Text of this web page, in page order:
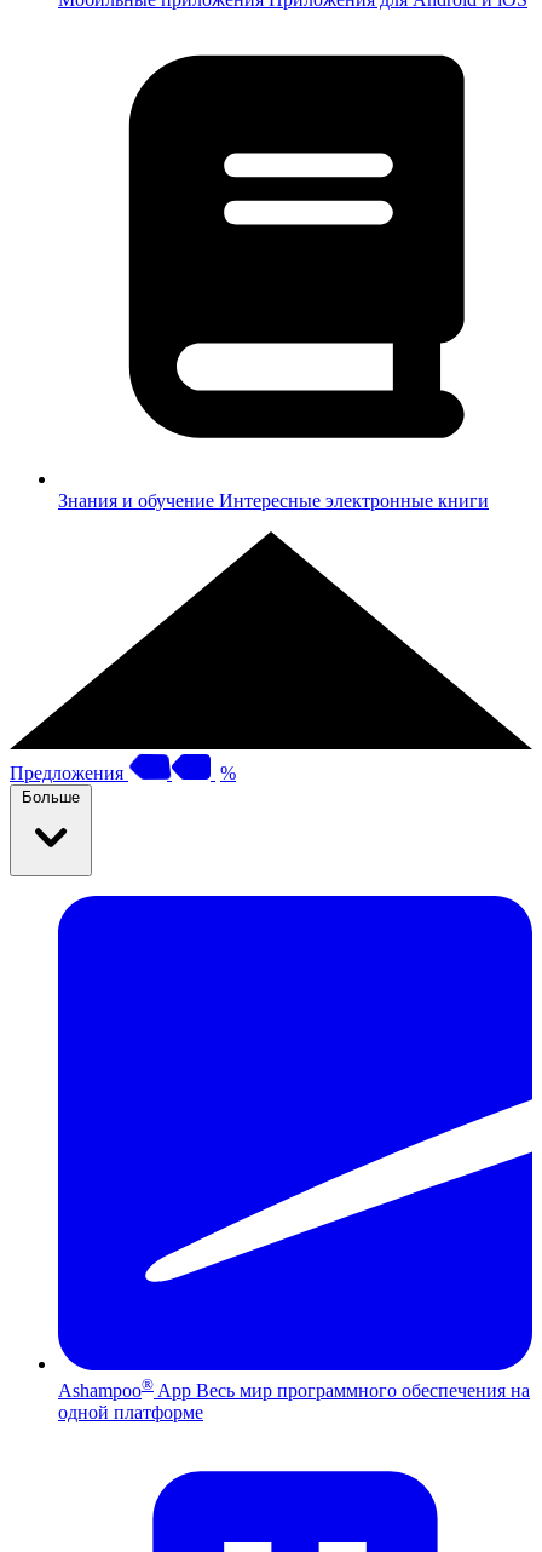
Знания и обучение Интересные электронные книги
Предложения %
Больше
Ashampoo® App Весь мир программного обеспечения на
одной платформе